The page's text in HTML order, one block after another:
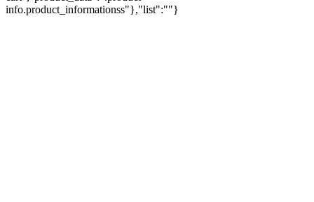
info.product_informationss"},"list":""}